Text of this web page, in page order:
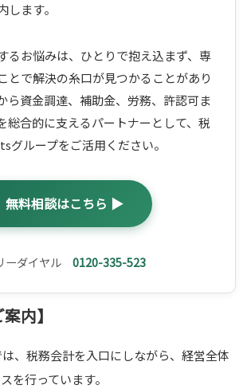
します。
るお悩みは、ひとりで抱え込まず、専
とで解決の糸口が見つかることがあり
ら資金調達、補助金、労務、許認可ま
総合的に支えるパートナーとして、税
グループをご活用ください。
無料相談はこちら ▶
ーダイヤル 0120-335-523
内】
、税務会計を入口にしながら、経営全体
を行っています。